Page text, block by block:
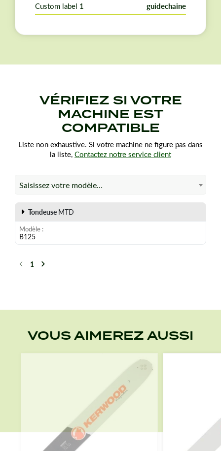
Custom label 1 guidechaine
VÉRIFIEZ SI VOTRE
MACHINE EST
COMPATIBLE
Liste non exhaustive. Si votre machine ne figure pas dans
la liste, Contactez notre service client
Saisissez votre modèle…
Tondeuse MTD
Modèle
B125
Précédent
1 Suivant
VOUS AIMEREZ AUSSI